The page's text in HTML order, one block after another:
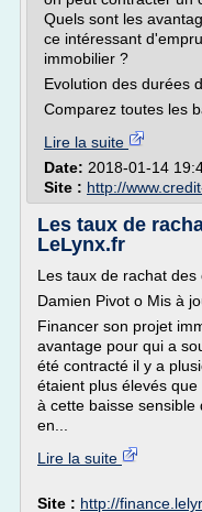
Quels sont les
ce intéressant
immobilier ?
Evolution des durées
Comparez toutes les
Lire la suite
Date: 2018-01-14
Site : http://
Les taux de
LeLynx.fr
Les taux de rachat
Damien Pivot o Mis à
Financer son projet
avantage pour qui a
été contracté il y a
étaient plus élevés
à cette baisse
en...
Lire la suite
Site : http://